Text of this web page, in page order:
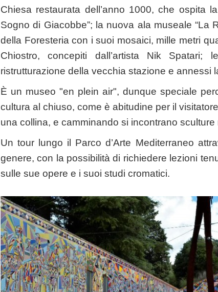
Chiesa restaurata dell’anno 1000, che ospita
Sogno di Giacobbe”; la nuova ala museale “La
della Foresteria con i suoi mosaici, mille metri
Chiostro, concepiti dall’artista Nik Spatari;
ristrutturazione della vecchia stazione e annessi
È un museo "en plein air", dunque speciale
cultura al chiuso, come è abitudine per il
una collina, e camminando si incontrano
Un tour lungo il Parco d’Arte Mediterraneo
genere, con la possibilità di richiedere lezioni
sulle sue opere e i suoi studi cromatici.